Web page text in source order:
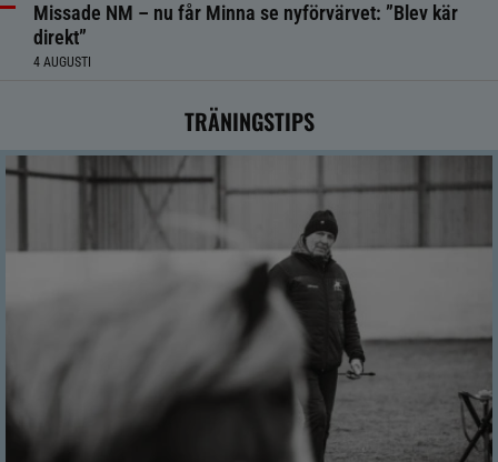
Missade NM – nu får Minna se nyförvärvet: ”Blev kär
direkt”
4 AUGUSTI
TRÄNINGSTIPS